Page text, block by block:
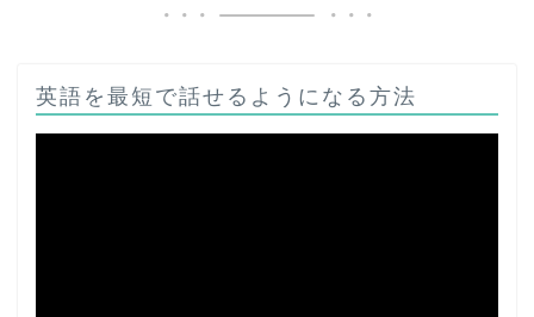
英語を最短で話せるようになる方法